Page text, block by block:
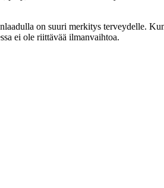
on suuri merkitys terveydelle.
ei ole riittävää ilmanvaihtoa.